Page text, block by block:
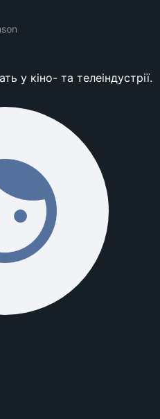
у кіно- та телеіндустрії.